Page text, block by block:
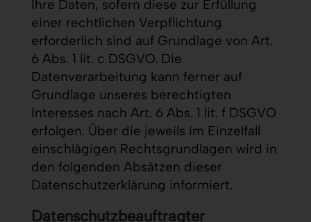
Ihre Daten, sofern diese zur Erfüllung
einer rechtlichen Verpflichtung
erforderlich sind auf Grundlage von Art.
6 Abs. 1 lit. c DSGVO. Die
Datenverarbeitung kann ferner auf
Grundlage unseres berechtigten
Interesses nach Art. 6 Abs. 1 lit. f DSGVO
erfolgen. Über die jeweils im Einzelfall
einschlägigen Rechtsgrundlagen wird in
den folgenden Absätzen dieser
Datenschutzerklärung informiert.
Datenschutz­beauftragter